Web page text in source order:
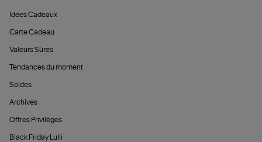
Idées Cadeaux
Carte Cadeau
Valeurs Sûres
Tendances du moment
Soldes
Archives
Offres Privilèges
Black Friday Lulli